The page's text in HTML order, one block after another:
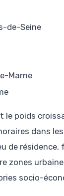
de-Seine
Marne
le poids
dans
de
zones
socio-